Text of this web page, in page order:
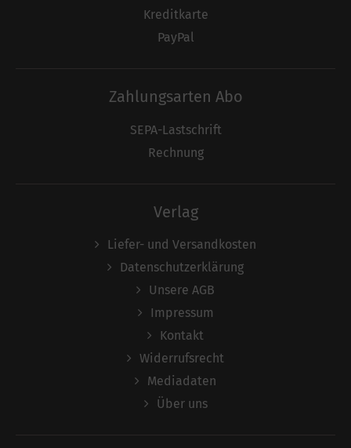
Kreditkarte
PayPal
Zahlungsarten Abo
SEPA-Lastschrift
Rechnung
Verlag
Liefer- und Versandkosten
Datenschutzerklärung
Unsere AGB
Impressum
Kontakt
Widerrufsrecht
Mediadaten
Über uns